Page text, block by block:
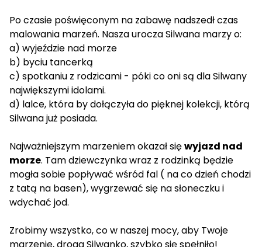
Po czasie poświęconym na zabawę nadszedł czas
malowania marzeń. Nasza urocza Silwana marzy o:
a) wyjeździe nad morze
b) byciu tancerką
c) spotkaniu z rodzicami - póki co oni są dla Silwany
największymi idolami.
d) lalce, która by dołączyła do pięknej kolekcji, którą
Silwana już posiada.
Najważniejszym marzeniem okazał sięwyjazd nad
morze. Tam dziewczynka wraz z rodzinką będzie
mogła sobie popływać wśród fal ( na co dzień chodzi
z tatą na basen), wygrzewać się na słoneczku i
wdychać jod.
Zrobimy wszystko, co w naszej mocy, aby Twoje